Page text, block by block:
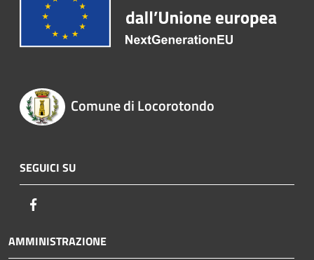
Comune di Locorotondo
SEGUICI SU
AMMINISTRAZIONE